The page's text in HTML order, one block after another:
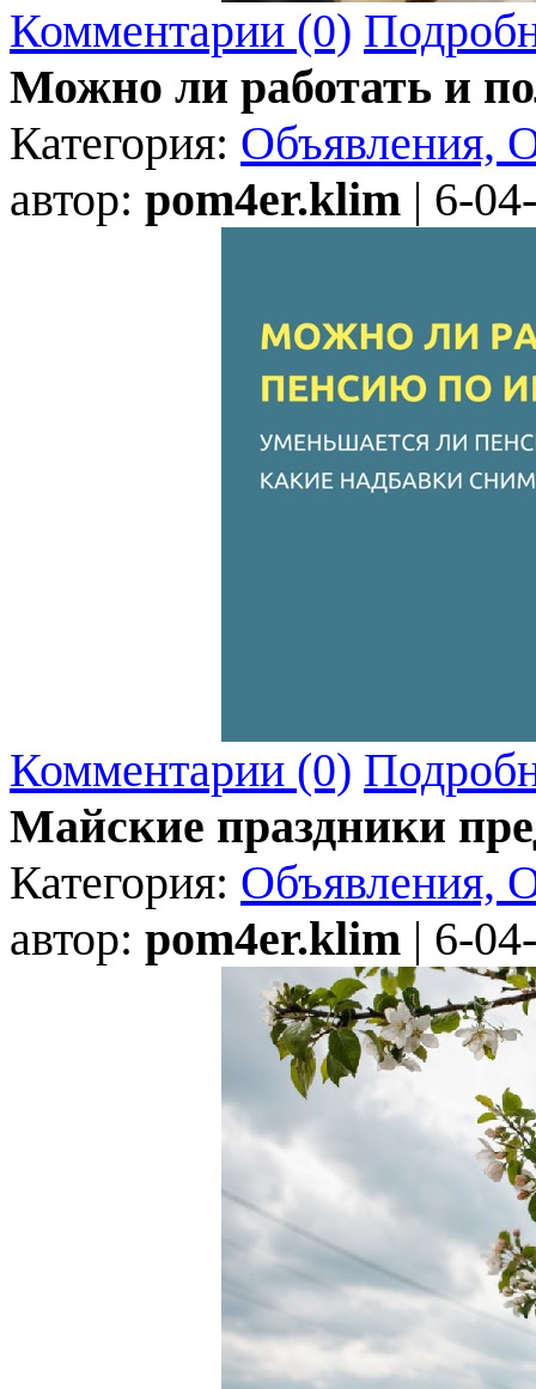
Комментарии (0)
Можно ли работать и
Категория: Объявления,
автор: pom4er.klim | 6-
Комментарии (0)
Майские праздники
Категория: Объявления,
автор: pom4er.klim | 6-